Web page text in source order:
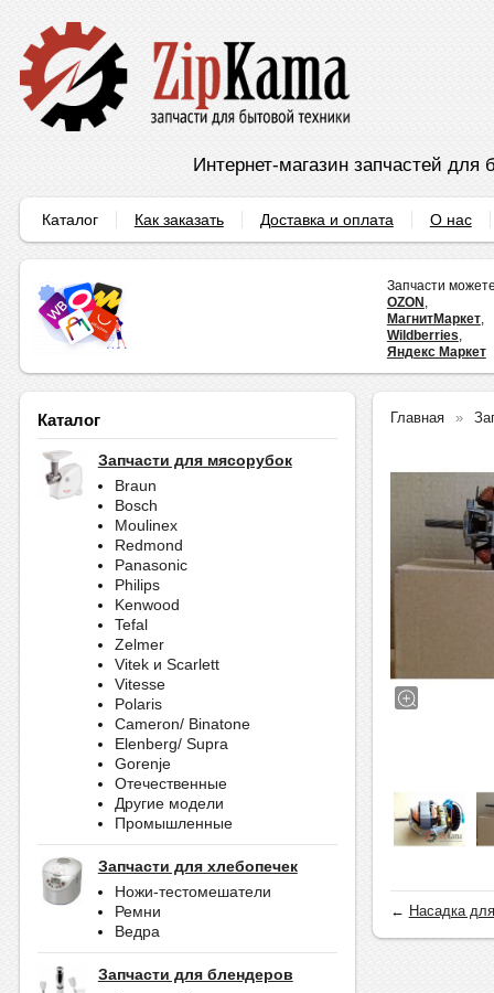
Интернет-магазин запчастей для
Каталог Как заказать Доставка и оплата О нас
Запчасти
OZON ,
МагнитМаркет,
Wildberries,
Яндекс Маркет
Каталог
Запчасти для мясорубок
Braun
Bosch
Moulinex
Redmond
Panasonic
Philips
Kenwood
Tefal
Zelmer
Vitek и Scarlett
Vitesse
Polaris
Cameron/ Binatone
Elenberg/ Supra
Gorenje
Отечественные
Другие модели
Промышленные
Запчасти для хлебопечек
Ножи-тестомешатели
Ремни
Ведра
Запчасти для блендеров
Главная
← Насадка